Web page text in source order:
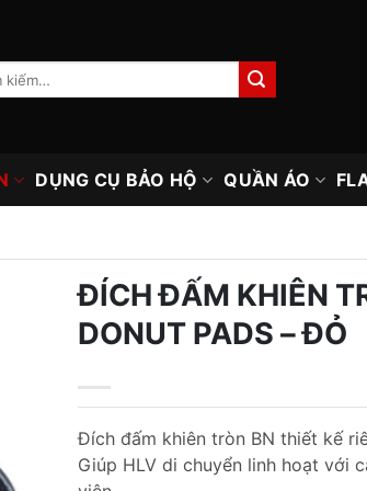
DỤNG CỤ BẢO HỘ QUẦN ÁO
ĐÍCH ĐẤM KHIÊN
DONUT PADS – ĐỎ
Đích đấm khiên tròn BN thiết kế
Giúp HLV di chuyển linh hoạt với